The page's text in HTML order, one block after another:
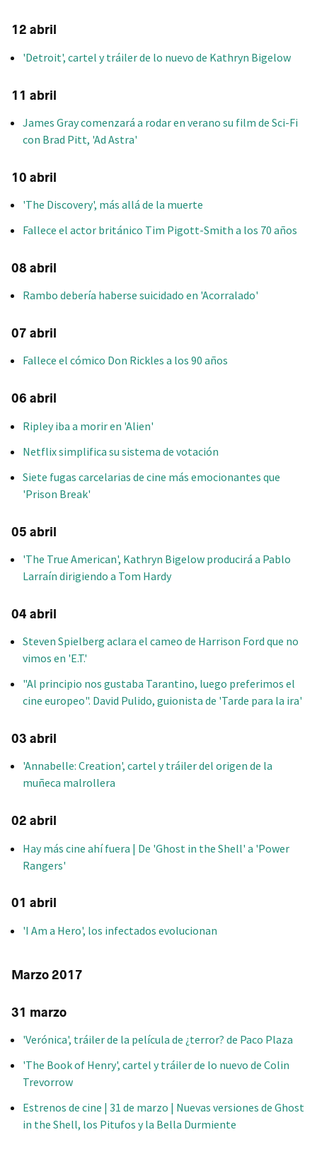
12 abril
'Detroit', cartel y tráiler de lo nuevo de Kathryn Bigelow
11 abril
James Gray comenzará a rodar en verano su film de Sci-Fi
con Brad Pitt, 'Ad Astra'
10 abril
'The Discovery', más allá de la muerte
Fallece el actor británico Tim Pigott-Smith a los 70 años
08 abril
Rambo debería haberse suicidado en 'Acorralado'
07 abril
Fallece el cómico Don Rickles a los 90 años
06 abril
Ripley iba a morir en 'Alien'
Netflix simplifica su sistema de votación
Siete fugas carcelarias de cine más emocionantes que
'Prison Break'
05 abril
'The True American', Kathryn Bigelow producirá a Pablo
Larraín dirigiendo a Tom Hardy
04 abril
Steven Spielberg aclara el cameo de Harrison Ford que no
vimos en 'E.T.'
"Al principio nos gustaba Tarantino, luego preferimos el
cine europeo". David Pulido, guionista de 'Tarde para la ira'
03 abril
'Annabelle: Creation', cartel y tráiler del origen de la
muñeca malrollera
02 abril
Hay más cine ahí fuera | De 'Ghost in the Shell' a 'Power
Rangers'
01 abril
'I Am a Hero', los infectados evolucionan
Marzo 2017
31 marzo
'Verónica', tráiler de la película de ¿terror? de Paco Plaza
'The Book of Henry', cartel y tráiler de lo nuevo de Colin
Trevorrow
Estrenos de cine | 31 de marzo | Nuevas versiones de Ghost
in the Shell, los Pitufos y la Bella Durmiente